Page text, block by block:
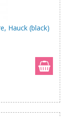
Hauck (black)